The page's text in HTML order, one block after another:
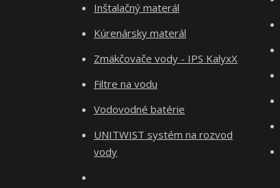
Inštalačný materál
Kúrenársky materál
Zmäkčovače vody - IPS KalyxX
Filtre na vodu
Vodovodné batérie
UNITWIST systém na rozvod
vody